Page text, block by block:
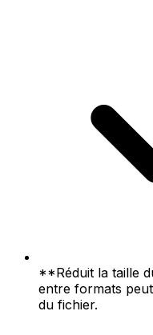
**Réduit la taille
entre formats
du fichier.